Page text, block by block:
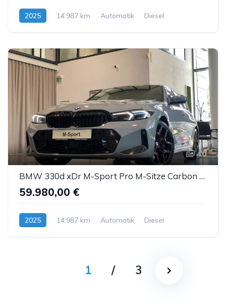
2025 14.987 km Automatik Diesel
40
BMW 330d xDr M-Sport Pro M-Sitze Carbon ACC AHK Sthz
59.980,00 €
2025 14.987 km Automatik Diesel
1 / 3